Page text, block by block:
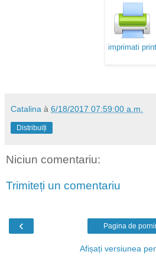
imprimati print
Catalina à 6/18/2017 07:59:00 a.m.
Distribuiți
Niciun comentariu:
Trimiteți un comentariu
‹ Pagina de
Afișați versiunea